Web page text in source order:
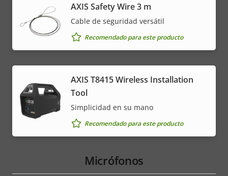
AXIS Safety Wire 3 m
Cable de seguridad versátil
Recomendado para este producto
AXIS T8415 Wireless Installation
Tool
Simplicidad en su mano
Recomendado para este producto
Micrófonos